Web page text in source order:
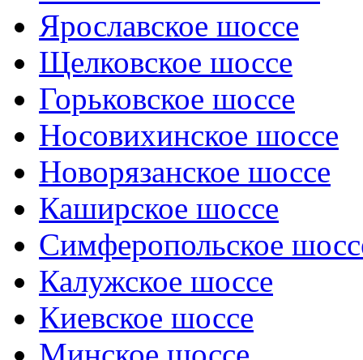
Ярославское шоссе
Щелковское шоссе
Горьковское шоссе
Носовихинское шоссе
Новорязанское шоссе
Каширское шоссе
Симферопольское
Калужское шоссе
Киевское шоссе